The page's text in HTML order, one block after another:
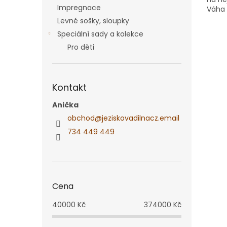
Impregnace
Levné sošky, sloupky
Speciální sady a kolekce
Pro děti
Kontakt
Anička
obchod@jeziskovadilnacz.email
734 449 449
Cena
40000 Kč 374000 Kč
Váha